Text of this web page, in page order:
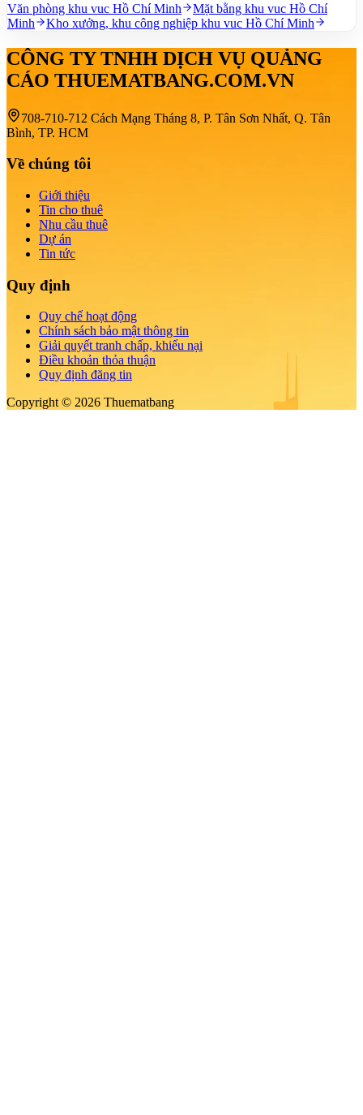
Văn phòng khu vuc Hồ Chí Minh
Mặt bằng khu vuc Hồ Chí
Minh
Kho xưởng, khu công nghiệp khu vuc Hồ Chí Minh
CÔNG TY TNHH DỊCH VỤ QUẢNG
CÁO THUEMATBANG.COM.VN
708-710-712 Cách Mạng Tháng 8, P. Tân Sơn Nhất, Q. Tân
Bình, TP. HCM
Về chúng tôi
Giới thiệu
Tin cho thuê
Nhu cầu thuê
Dự án
Tin tức
Quy định
Quy chế hoạt động
Chính sách bảo mật thông tin
Giải quyết tranh chấp, khiếu nại
Điều khoản thỏa thuận
Quy định đăng tin
Copyright © 2026 Thuematbang